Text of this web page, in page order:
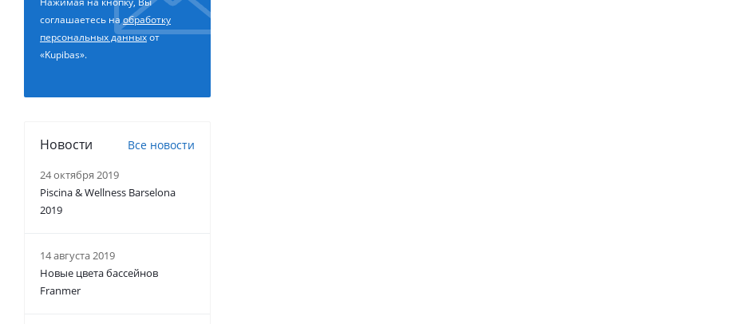
соглашаетесь наобработку
персональных данныхот
«Kupibas».
Новости Все новости
24 октября 2019
Piscina & Wellness Barselona
2019
14 августа 2019
Новые цвета бассейнов
Franmer